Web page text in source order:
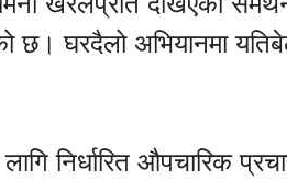
छ। घरदैलो अभियानमा
निर्धारित औपचारिक